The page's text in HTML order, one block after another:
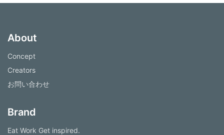
About
Concept
Creators
お問い合わせ
Brand
Eat Work Get inspired.